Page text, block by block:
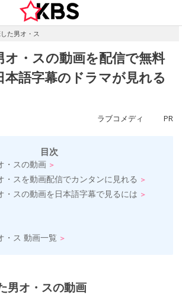
た男オ・ス
・スの動画を配信で無料
語字幕のドラマが見れる
ラブコメディ PR
目次
・スの動画
・スを動画配信でカンタンに見れる
・スの動画を日本語字幕で見るには
・ス 動画一覧
男オ・スの動画